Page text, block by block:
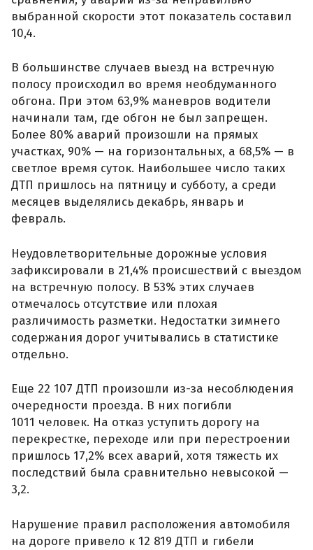
выбранной скорости этот показатель составил
10,4.
В большинстве случаев выезд на встречную
полосу происходил во время необдуманного
обгона. При этом 63,9% маневров водители
начинали там, где обгон не был запрещен.
Более 80% аварий произошли на прямых
участках, 90% — на горизонтальных, а 68,5% — в
светлое время суток. Наибольшее число таких
ДТП пришлось на пятницу и субботу, а среди
месяцев выделялись декабрь, январь и
февраль.
Неудовлетворительные дорожные условия
зафиксировали в 21,4% происшествий с выездом
на встречную полосу. В 53% этих случаев
отмечалось отсутствие или плохая
различимость разметки. Недостатки зимнего
содержания дорог учитывались в статистике
отдельно.
Еще 22 107 ДТП произошли из-за несоблюдения
очередности проезда. В них погибли
1011 человек. На отказ уступить дорогу на
перекрестке, переходе или при перестроении
пришлось 17,2% всех аварий, хотя тяжесть их
последствий была сравнительно невысокой —
3,2.
Нарушение правил расположения автомобиля
на дороге привело к 12 819 ДТП и гибели